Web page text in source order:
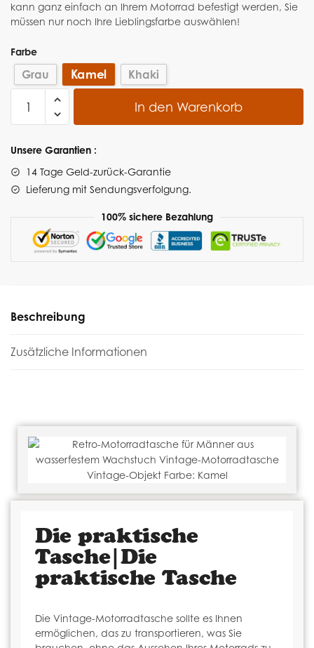
kann ganz einfach an Ihrem Motorrad befestigt werden, Sie
müssen nur noch Ihre Lieblingsfarbe auswählen!
Farbe
Grau Kamel Khaki
In den Warenkorb
Unsere Garantien :
14 Tage Geld-zurück-Garantie
Lieferung mit Sendungsverfolgung.
100% sichere Bezahlung
Beschreibung
Zusätzliche Informationen
Die praktische
Tasche|Die
praktische Tasche
Die Vintage-Motorradtasche sollte es Ihnen
ermöglichen, das zu transportieren, was Sie